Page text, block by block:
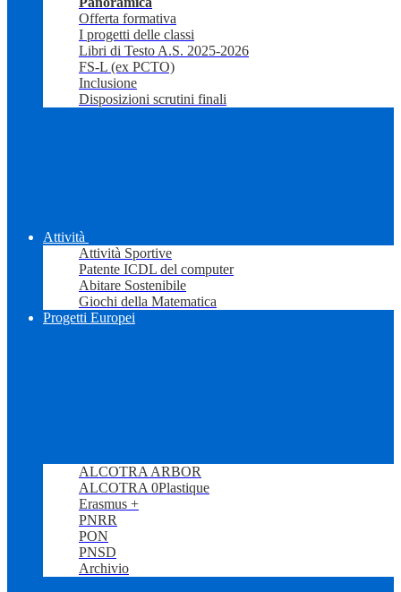
Offerta formativa
I progetti delle classi
Libri di Testo A.S. 2025-2026
FS-L (ex PCTO)
Inclusione
Disposizioni scrutini finali
Attività
Attività Sportive
Patente ICDL del computer
Abitare Sostenibile
Giochi della Matematica
Progetti Europei
ALCOTRA ARBOR
ALCOTRA 0Plastique
Erasmus +
PNRR
PON
PNSD
Archivio